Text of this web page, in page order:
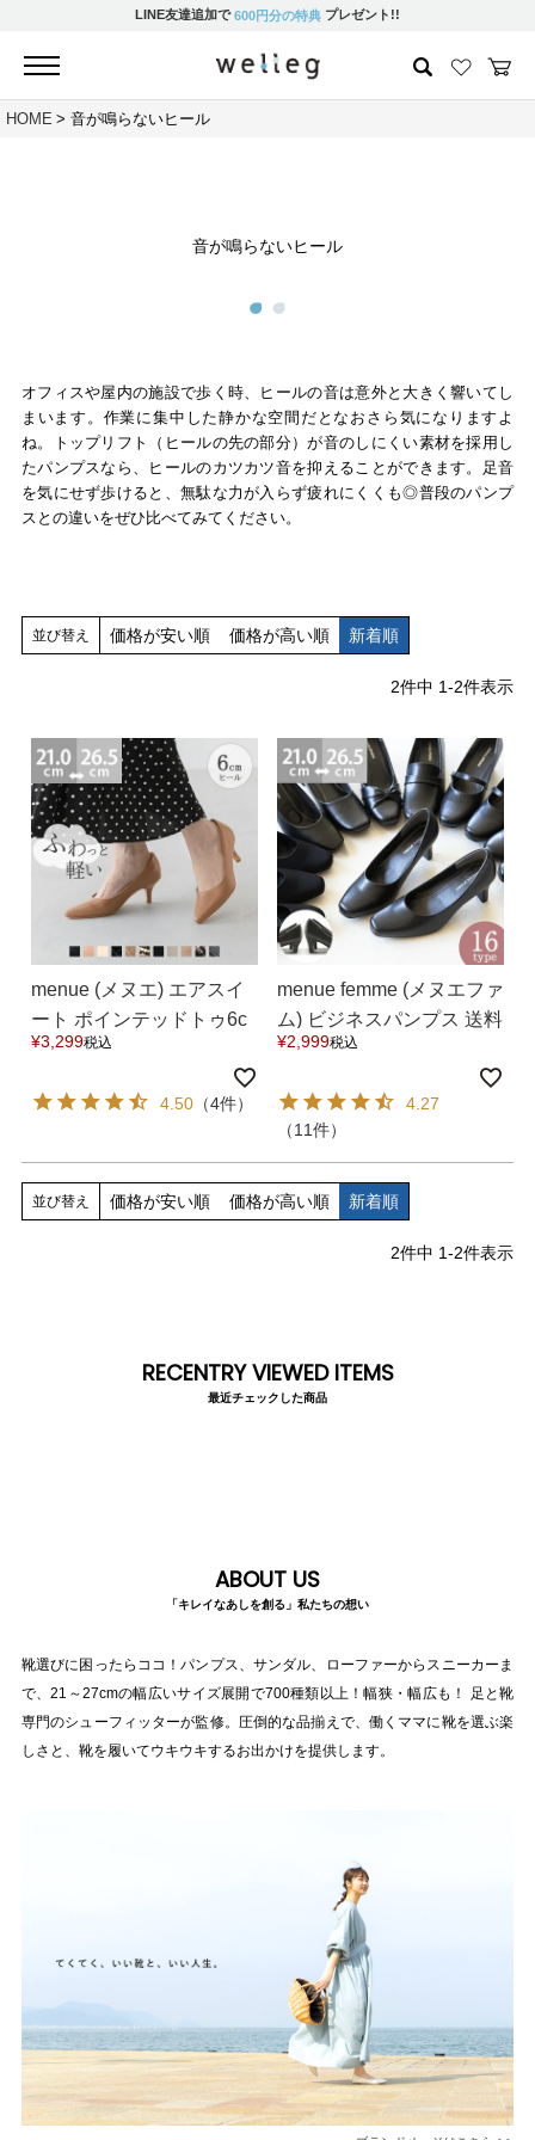
LINE友達追加で600円分の特典 プレゼント!!
マイページメニュー
マイページ 注文履歴
お気に入り クーポン
アイテムカテゴリから選ぶ
パンプス ブーツ
カジュアルシューズ モカシン
flune -フリューン-
moz -モズ-
幅広4E対応フリーリー
極やわシリーズ
日本製
シーンから選ぶ
HOME 音が鳴らないヒール
音が鳴らないヒール
オフィスや屋内の施設で歩く時、ヒールの音は意外と大きく響いてし
まいます。作業に集中した静かな空間だとなおさら気になりますよ
ね。トップリフト（ヒールの先の部分）が音のしにくい素材を採用し
たパンプスなら、ヒールのカツカツ音を抑えることができます。足音
を気にせず歩けると、無駄な力が入らず疲れにくくも◎普段のパンプ
スとの違いをぜひ比べてみてください。
並び替え 価格が安い順 価格が高い順 新着順
2件中 1-2件表示
menue (メヌエ) エアスイ
ート ポインテッドトゥ6c
mヒールパンプス 送料無
¥3,299税込
4.50（4件）
menue femme (メヌエファ
ム) ビジネスパンプス 送料
無料
¥2,999税込
4.27
（11件）
並び替え 価格が安い順 価格が高い順 新着順
2件中 1-2件表示
RECENTRY VIEWED ITEMS
最近チェックした商品
ABOUT US
「キレイなあしを創る」私たちの想い
靴選びに困ったらココ！パンプス、サンダル、ローファーからスニーカーま
で、21～27cmの幅広いサイズ展開で700種類以上！幅狭・幅広も！ 足と靴
専門のシューフィッターが監修。圧倒的な品揃えで、働くママに靴を選ぶ楽
しさと、靴を履いてウキウキするお出かけを提供します。